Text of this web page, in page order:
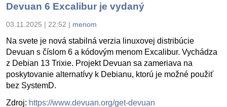
Devuan 6 Excalibur je vydaný
03.11.2025 | 22:52 | menom
Na svete je nová stabilná verzia linuxovej distribúcie
Devuan s číslom 6 a kódovým menom Excalibur. Vychádza
z Debian 13 Trixie. Projekt Devuan sa zameriava na
poskytovanie alternatívy k Debianu, ktorú je možné použiť
bez SystemD.
Zdroj: https://www.devuan.org/get-devuan